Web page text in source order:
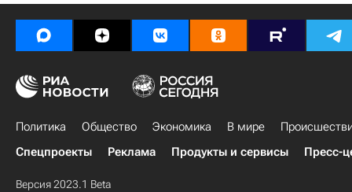
Политика Общество Экономика В мире
Спецпроекты
Реклама Продукты и сервисы Пресс-
Версия 2023.1 Beta